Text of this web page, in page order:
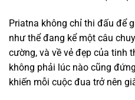
Priatna không chỉ thi đấu để
như thể đang kể một câu
cường, và về vẻ đẹp của tinh
không phải lúc nào cũng
khiến mỗi cuộc đua trở nên